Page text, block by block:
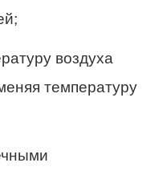
воздуха
температуру